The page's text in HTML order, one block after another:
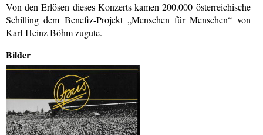
Von den Erlösen dieses Konzerts kamen 200.000 österreichische
Schilling dem Benefiz-Projekt „Menschen für Menschen“ von
Karl-Heinz Böhm zugute.
Bilder